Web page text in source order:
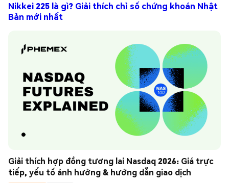
Nikkei 225 là gì? Giải thích chỉ số chứng khoán Nhật
Bản mới nhất
Giải thích hợp đồng tương lai Nasdaq 2026: Giá trực
tiếp, yếu tố ảnh hưởng & hướng dẫn giao dịch